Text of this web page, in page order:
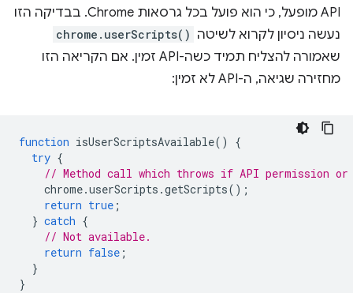
API מופעל, כי הוא פועל בכל גרסאות Chrome. בבדיקה הזו
נעשה ניסיון לקרוא לשיטה chrome.userScripts()
שאמורה להצליח תמיד כשה-API זמין. אם הקריאה הזו
מחזירה שגיאה, ה-API לא זמין:
function isUserScriptsAvailable()
{
try {
// Method call which throws if API permission
chrome.userScripts .getScripts();
return true ;
} catch {
// Not available.
return false ;
}
}